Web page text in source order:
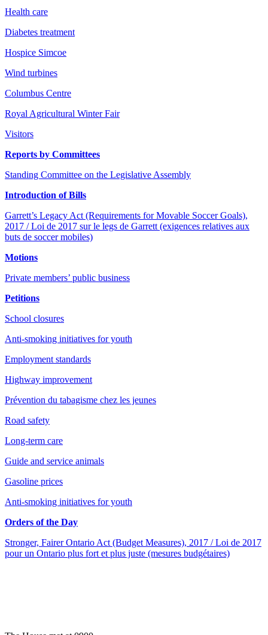
Health care
Diabetes treatment
Hospice Simcoe
Wind turbines
Columbus Centre
Royal Agricultural Winter Fair
Visitors
Reports by Committees
Standing Committee on the Legislative Assembly
Introduction of Bills
Garrett’s Legacy Act (Requirements for Movable Soccer Goals),
2017 / Loi de 2017 sur le legs de Garrett (exigences relatives aux
buts de soccer mobiles)
Motions
Private members’ public business
Petitions
School closures
Anti-smoking initiatives for youth
Employment standards
Highway improvement
Prévention du tabagisme chez les jeunes
Road safety
Long-term care
Guide and service animals
Gasoline prices
Anti-smoking initiatives for youth
Orders of the Day
Stronger, Fairer Ontario Act (Budget Measures), 2017 / Loi de 2017
pour un Ontario plus fort et plus juste (mesures budgétaires)